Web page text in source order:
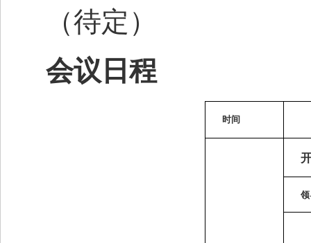
（待定）
会议日程
时间